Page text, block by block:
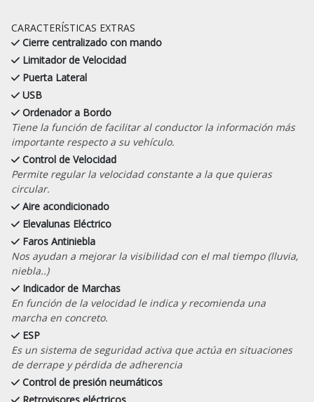
CARACTERÍSTICAS EXTRAS
Cierre centralizado con mando
Limitador de Velocidad
Puerta Lateral
USB
Ordenador a Bordo
Tiene la función de facilitar al conductor la información más
importante respecto a su vehículo.
Control de Velocidad
Permite regular la velocidad constante a la que quieras
circular.
Aire acondicionado
Elevalunas Eléctrico
Faros Antiniebla
Nos ayudan a mejorar la visibilidad con el mal tiempo (lluvia,
niebla..)
Indicador de Marchas
En función de la velocidad le indica y recomienda una
marcha en concreto.
ESP
Es un sistema de seguridad activa que actúa en situaciones
de derrape y pérdida de adherencia
Control de presión neumáticos